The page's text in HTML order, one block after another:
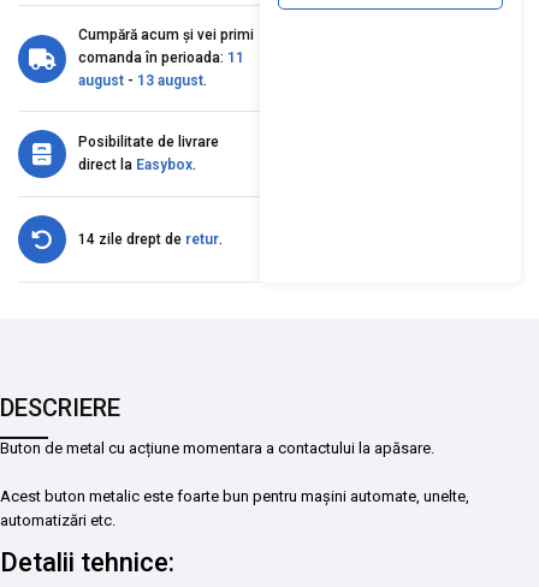
Cumpără acum și vei primi
comanda în perioada: 11
august - 13 august.
Posibilitate de livrare
direct la Easybox.
14 zile drept de retur.
DESCRIERE
Buton de metal cu acțiune momentara a contactului la apăsare.
Acest buton metalic este foarte bun pentru mașini automate, unelte,
automatizări etc.
Detalii tehnice: